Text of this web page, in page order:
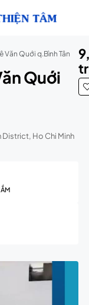
Văn Quới q.Bình Tân
Quới
District, Ho Chi Minh